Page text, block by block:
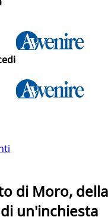
di Moro,
un'inchiesta